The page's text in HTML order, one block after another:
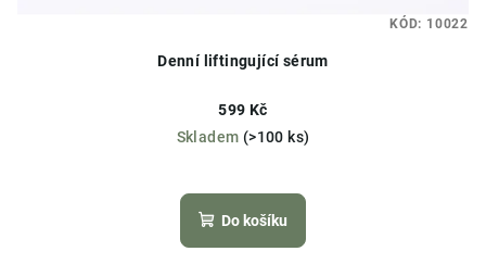
Denní liftingující sérum
599 Kč
Skladem (>100 ks)
hodnocení
produktu
Do košíku
KÓD: 10022